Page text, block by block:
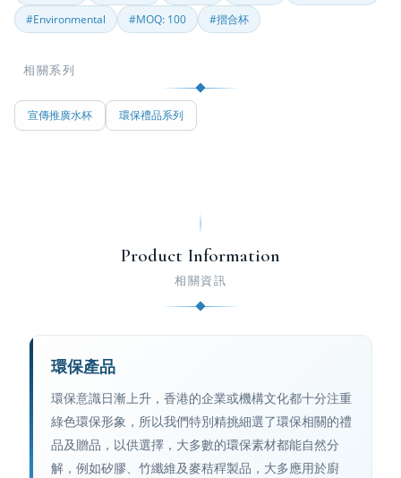
#Environmental #MOQ: 100 #摺合杯
相關系列
宣傳推廣水杯 環保禮品系列
Product Information
相關資訊
環保產品
環保意識日漸上升，香港的企業或機構文化都十分注重
綠色環保形象，所以我們特別精挑細選了環保相關的禮
品及贈品，以供選擇，大多數的環保素材都能自然分
解，例如矽膠、竹纖維及麥秸稈製品，大多應用於廚